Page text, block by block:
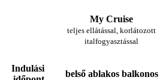
My Cruise
teljes ellátással, korlátozott
italfogyasztással
Indulási
belső ablakos balkonos